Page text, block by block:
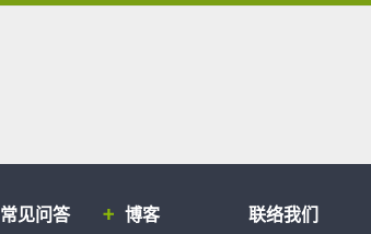
常见问答
博客
联络我们